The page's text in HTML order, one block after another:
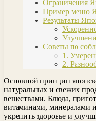
Ограничения
Пример меню
Результаты
Советы по
1.
2.
Основной принцип
натуральных и свежих
веществами. Блюда,
витаминами, минералами
укрепить здоровье и